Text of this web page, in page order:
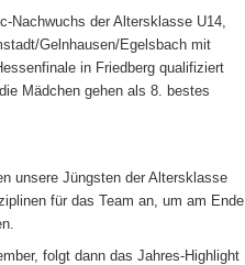
Nachwuchs der Altersklasse U14,
Gelnhausen/Egelsbach mit
in Friedberg qualifiziert
Mädchen gehen als 8. bestes
unsere Jüngsten der Altersklasse
für das Team an, um am Ende
folgt dann das Jahres-Highlight